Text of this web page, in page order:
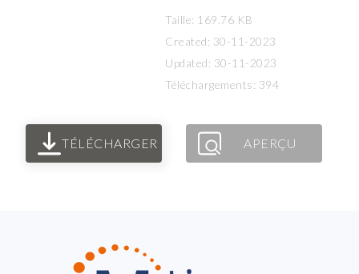
Taille: 169.76 KB
Created: 30-11-2023
Updated: 30-11-2023
Téléchargements: 394
TÉLÉCHARGER APERÇU